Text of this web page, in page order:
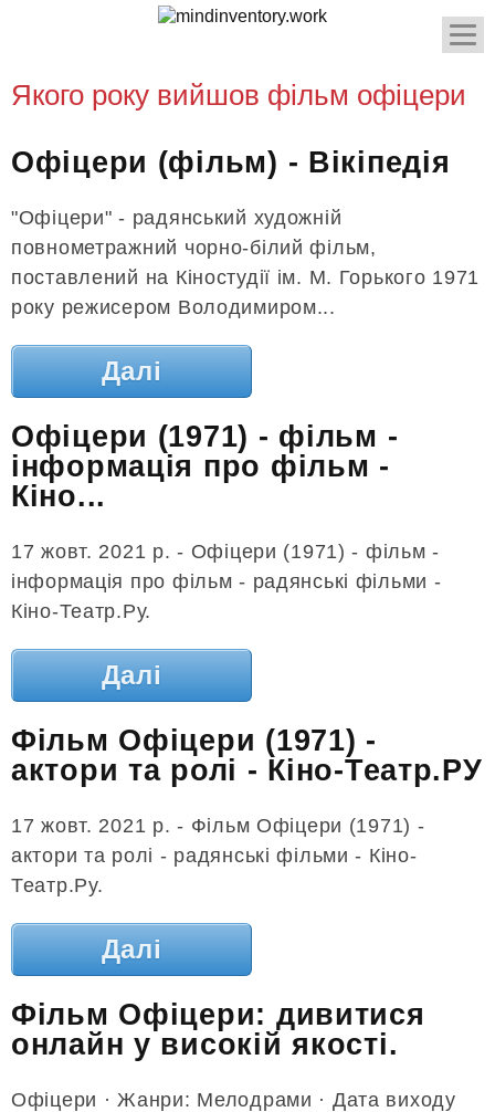
Якого року вийшов фільм офіцери
Офіцери (фільм) - Вікіпедія
"Офіцери" - радянський художній
повнометражний чорно-білий фільм,
поставлений на Кіностудії ім. М. Горького 1971
року режисером Володимиром...
Далі
Офіцери (1971) - фільм -
інформація про фільм -
Кіно...
17 жовт. 2021 р. - Офіцери (1971) - фільм -
інформація про фільм - радянські фільми -
Кіно-Театр.Ру.
Далі
Фільм Офіцери (1971) -
актори та ролі - Кіно-Театр.РУ
17 жовт. 2021 р. - Фільм Офіцери (1971) -
актори та ролі - радянські фільми - Кіно-
Театр.Ру.
Далі
Фільм Офіцери: дивитися
онлайн у високій якості.
Офіцери · Жанри: Мелодрами · Дата виходу